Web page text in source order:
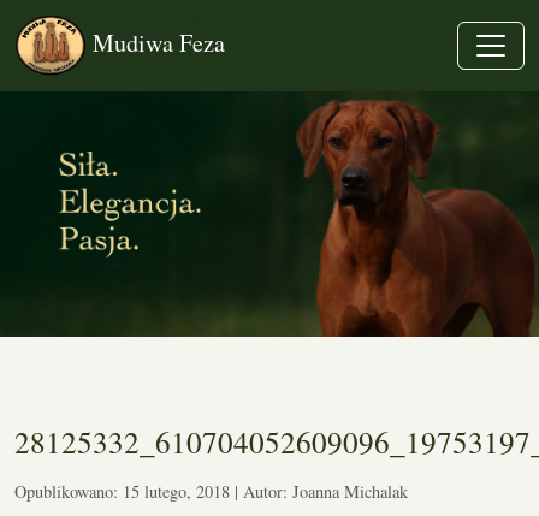
Mudiwa Feza
Opublikowano: 15 lutego, 2018 | Autor: Joanna Michalak